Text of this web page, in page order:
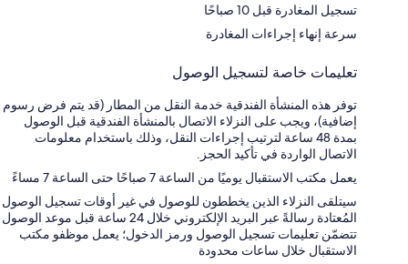
تسجيل المغادرة قبل 10 صباحًا
سرعة إنهاء إجراءات المغادرة
تعليمات خاصة لتسجيل الوصول
توفر هذه المنشأة الفندقية خدمة النقل من المطار (قد يتم فرض رسوم
إضافية)، ويجب على النزلاء الاتصال بالمنشأة الفندقية قبل الوصول
بمدة 48 ساعة لترتيب إجراءات النقل، وذلك باستخدام معلومات
الاتصال الواردة في تأكيد الحجز.
يعمل مكتب الاستقبال يوميًا من الساعة 7 صباحًا حتى الساعة 7 مساءً
سيتلقى النزلاء الذين يخططون للوصول في غير أوقات تسجيل الوصول
المُعتادة رسالةً عبر البريد الإلكتروني خلال 24 ساعة قبل موعد الوصول
تتضمّن تعليمات تسجيل الوصول ورمز الدخول؛ يعمل موظفو مكتب
الاستقبال خلال ساعات محدودة